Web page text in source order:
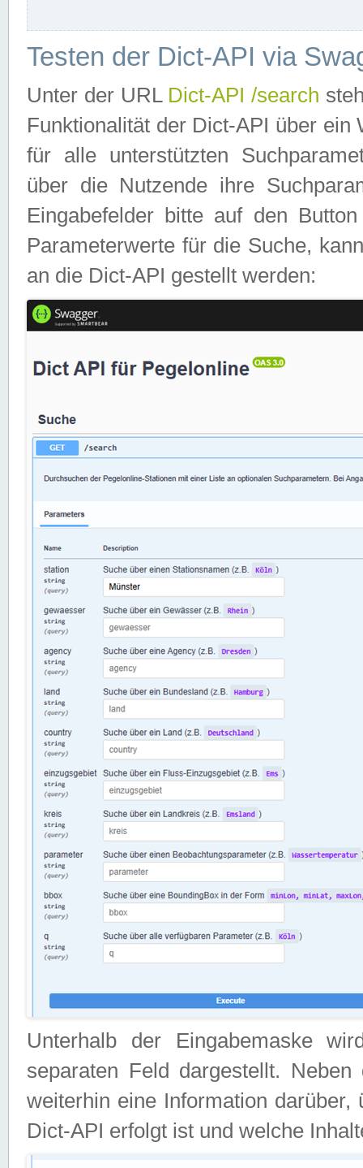
Testen der Dict-API via
Unter der URL Dict-API /search
Funktionalität der Dict-API über
für alle unterstützten
über die Nutzende ihre
Eingabefelder bitte auf den
Parameterwerte für die Suche,
an die Dict-API gestellt werden:
Unterhalb der Eingabemaske
separaten Feld dargestellt.
weiterhin eine Information
Dict-API erfolgt ist und welche